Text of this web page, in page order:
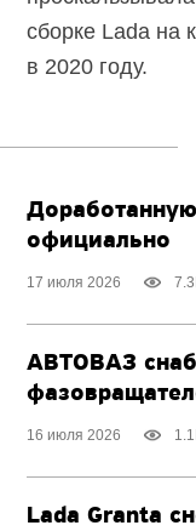
сборке Lada на
в 2020 году.
официально
17 июля 2026
АВТОВАЗ
16 июля 2026
Lada Granta